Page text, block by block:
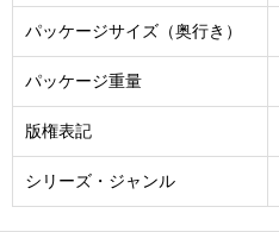
パッケージサイズ（奥行き）
パッケージ重量
版権表記
シリーズ・ジャンル